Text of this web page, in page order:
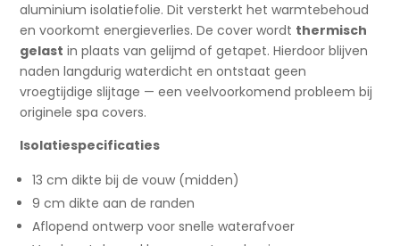
aluminium isolatiefolie. Dit versterkt het warmtebehoud
en voorkomt energieverlies. De cover wordt thermisch
gelast in plaats van gelijmd of getapet. Hierdoor blijven
naden langdurig waterdicht en ontstaat geen
vroegtijdige slijtage — een veelvoorkomend probleem bij
originele spa covers.
Isolatiespecificaties
13 cm dikte bij de vouw (midden)
9 cm dikte aan de randen
Aflopend ontwerp voor snelle waterafvoer